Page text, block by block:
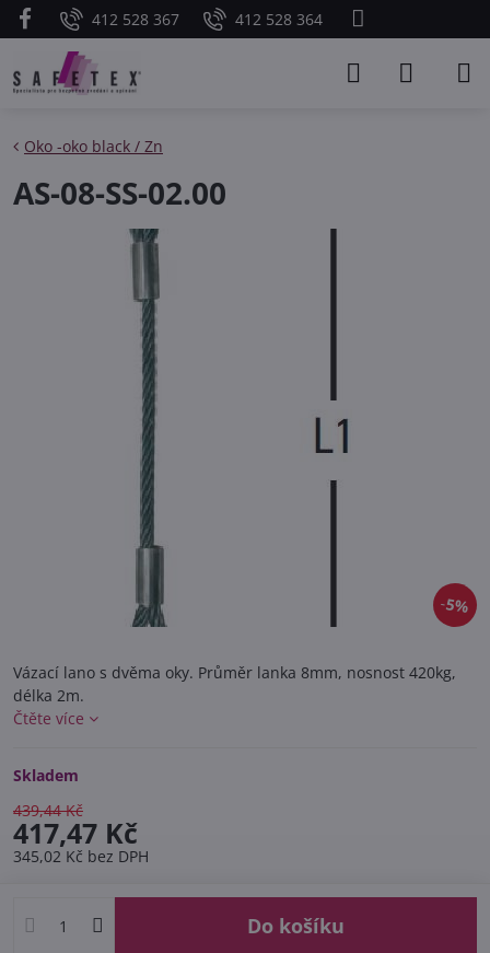
412 528 367 412 528 364
5%
Oko -oko black / Zn
AS-08-SS-02.00
Vázací lano s dvěma oky. Průměr lanka 8mm, nosnost 420kg,
délka 2m.
Čtěte více
Skladem
439,44 Kč
417,47 Kč
345,02 Kč bez DPH
Do košíku